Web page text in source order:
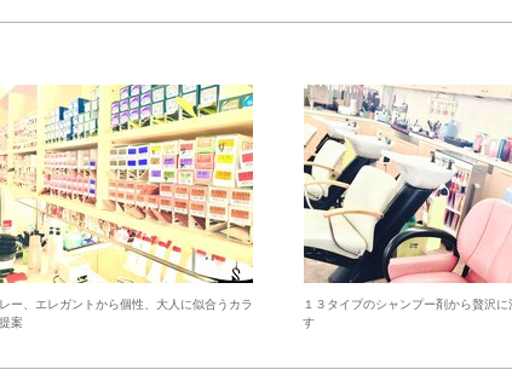
ー、エレガントから個性、大人に似合うカラ
案
１３タイプのシャンプー剤から贅沢に
す